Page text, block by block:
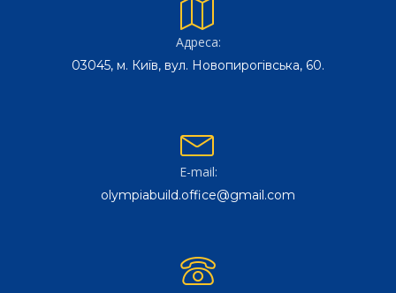
Адреса:
03045, м. Київ, вул. Новопирогівська, 60.
E-mail:
olympiabuild.office@gmail.com